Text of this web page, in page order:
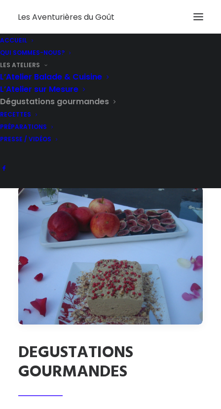
Les Aventurières du Goût
ACCUEIL
QUI SOMMES-NOUS?
LES ATELIERS
L’Atelier Balade & Cuisine
L’Atelier sur Mesure
Dégustations gourmandes
RECETTES
PRÉPARATIONS
PRESSE / VIDÉOS
DEGUSTATIONS
GOURMANDES